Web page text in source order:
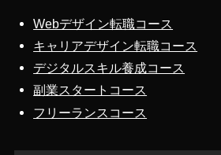
Webデザイン転職コース
キャリアデザイン転職コース
デジタルスキル養成コース
副業スタートコース
フリーランスコース